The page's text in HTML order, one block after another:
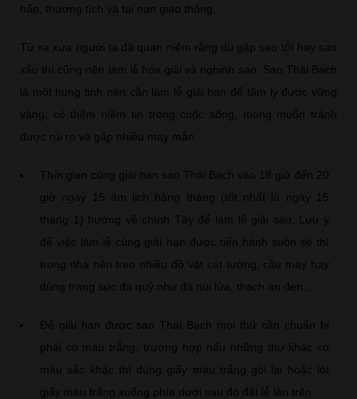
hấp, thương tích và tai nạn giao thông.
Từ xa xưa người ta đã quan niệm rằng dù gặp sao tốt hay sao
xấu thì cũng nên làm lễ hóa giải và nghinh sao. Sao Thái Bạch
là một hung tinh nên cần làm lễ giải hạn để tâm lý được vững
vàng, có thêm niềm tin trong cuộc sống, mong muốn tránh
được rủi ro và gặp nhiều may mắn.
Thời gian cúng giải hạn sao Thái Bạch vào 18 giờ đến 20
giờ ngày 15 âm lịch hàng tháng (tốt nhất là ngày 15
tháng 1) hướng về chính Tây để làm lễ giải sao. Lưu ý
để việc làm lễ cúng giải hạn được tiến hành suôn sẻ thì
trong nhà nên treo nhiều đồ vật cát tường, cầu may hay
dùng trang sức đá quý như đá núi lửa, thạch an đen…
Để giải hạn được sao Thái Bạch mọi thứ cần chuẩn bị
phải có màu trắng, trường hợp nếu những thứ khác có
màu sắc khác thì dùng giấy màu trắng gói lại hoặc lót
giấy màu trắng xuống phía dưới sau đó đặt lễ lên trên.